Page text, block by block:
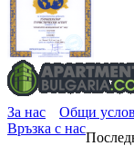
За нас Общи
Връзка с нас